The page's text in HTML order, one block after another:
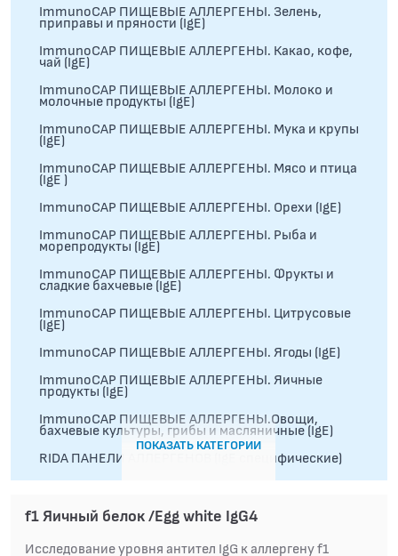
ImmunoCAP ПИЩЕВЫЕ АЛЛЕРГЕНЫ. Зелень,
приправы и пряности (IgE)
ImmunoCAP ПИЩЕВЫЕ АЛЛЕРГЕНЫ. Какао, кофе,
чай (IgE)
ImmunoCAP ПИЩЕВЫЕ АЛЛЕРГЕНЫ. Молоко и
молочные продукты (IgE)
ImmunoCAP ПИЩЕВЫЕ АЛЛЕРГЕНЫ. Мука и крупы
(IgE)
ImmunoCAP ПИЩЕВЫЕ АЛЛЕРГЕНЫ. Мясо и птица
(IgE )
ImmunoCAP ПИЩЕВЫЕ АЛЛЕРГЕНЫ. Орехи (IgE)
ImmunoCAP ПИЩЕВЫЕ АЛЛЕРГЕНЫ. Рыба и
морепродукты (IgE)
ImmunoCAP ПИЩЕВЫЕ АЛЛЕРГЕНЫ. Фрукты и
сладкие бахчевые (IgE)
ImmunoCAP ПИЩЕВЫЕ АЛЛЕРГЕНЫ. Цитрусовые
(IgE)
ImmunoCAP ПИЩЕВЫЕ АЛЛЕРГЕНЫ. Ягоды (IgE)
ImmunoCAP ПИЩЕВЫЕ АЛЛЕРГЕНЫ. Яичные
продукты (IgE)
ImmunoCAP ПИЩЕВЫЕ АЛЛЕРГЕНЫ.Овощи,
бахчевые культуры, грибы и масляничные (IgE)
RIDA ПАНЕЛИ АЛЛЕРГЕНОВ (IgE специфические)
ИССЛЕДОВАНИЯ
ПОКАЗАТЬ КАТЕГОРИИ
f1 Яичный белок /Egg white IgG4
Исследование уровня антител IgG к аллергену f1